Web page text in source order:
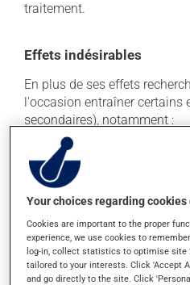
traitement.
Effets indésirables
En plus de ses effets
l'occasion entraîner certains
secondaires), notamment :
il peut provoquer des
il peut causer de la diarrhée;
il peut entraîner de la
il peut causer des nausées
vomissements;
il peut causer des
rectales;
Your choices regarding
Cookies are important to the proper
experience, we use cookies to
log-in, collect statistics to optimise site
tailored to your interests. Click 'Accept
and go directly to the site. Click